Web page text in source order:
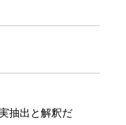
抽出と解釈だ